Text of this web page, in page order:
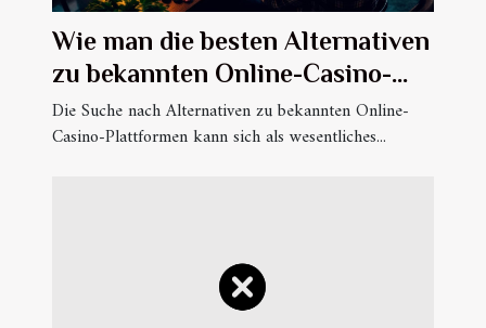
Wie man die besten Alternativen
zu bekannten Online-Casino-
Plattformen findet
Die Suche nach Alternativen zu bekannten Online-
Casino-Plattformen kann sich als wesentliches...